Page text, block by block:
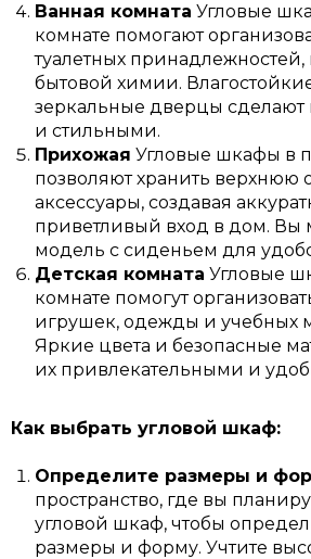
Ванная комната Угловые
комнате помогают
туалетных принадлежностей,
бытовой химии.
зеркальные дверцы
и стильными.
Прихожая Угловые шкафы в
позволяют хранить верхнюю
аксессуары, создавая
приветливый вход в дом. Вы
модель с сиденьем для
Детская комната Угловые
комнате помогут
игрушек, одежды и учебных
Яркие цвета и безопасные
их привлекательными и
Как выбрать угловой шкаф:
Определите размеры и
пространство, где вы
угловой шкаф, чтобы
размеры и форму. Учтите